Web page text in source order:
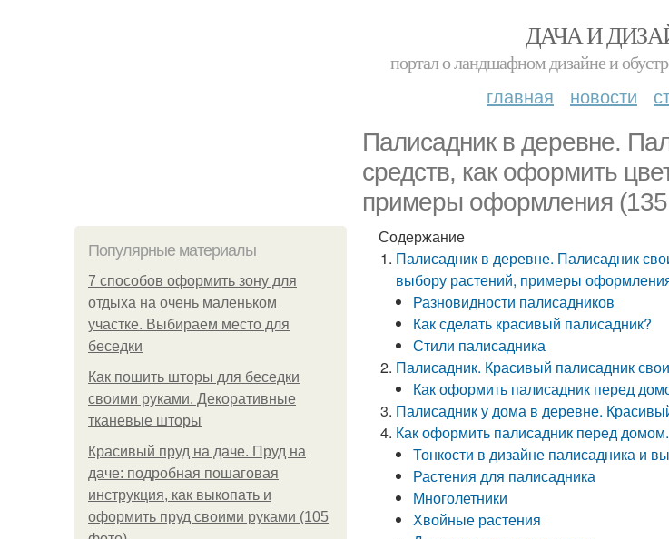
ДАЧА И
портал о ландшафном дизайне и
главная новости
Палисадник в деревне.
средств, как оформить
примеры оформления
Популярные материалы
7 способов оформить зону для
отдыха на очень маленьком
участке. Выбираем место для
беседки
Как пошить шторы для беседки
своими руками. Декоративные
тканевые шторы
Красивый пруд на даче. Пруд на
даче: подробная пошаговая
инструкция, как выкопать и
оформить пруд своими руками (105
Содержание
Палисадник в деревне. Палисадник
выбору растений, примеры
Разновидности палисадников
Как сделать красивый палисадник?
Стили палисадника
Палисадник. Красивый палисадник
Как оформить палисадник перед
Палисадник у дома в деревне.
Как оформить палисадник перед
Тонкости в дизайне палисадника и
Растения для палисадника
Многолетники
Хвойные растения